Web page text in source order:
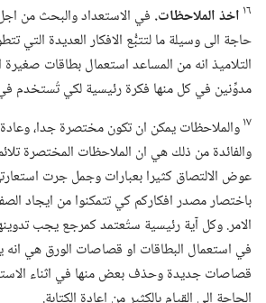
١٦ اخذ الملاحظات.‏ في الاستعداد والبحث من
حاجة الى وسيلة ما لتتبُّع الافكار العديدة التي
التلاميذ انه من المساعد استعمال بطاقات
مدوِّنين في كل منها فكرة رئيسية لكي تُستخدم
١٧والملاحظات يمكن ان تكون مختصرة جدا،‏ وعادة
والفائدة من ذلك هي ان الملاحظات المختصرة
عوض الالتصاق كثيرا بعبارات وجمل جرت
باختصار مصدر افكاركم كي تتمكنوا من ايجاد
الامر.‏ وكل آية رئيسية ستُعتمد كمرجع يجب
في استعمال البطاقات او قصاصات الورق هي انه
قصاصات جديدة وحذف بعض منها في اثناء